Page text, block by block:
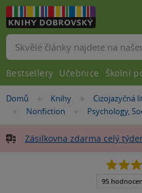
Nacházíte
Domů »Knihy »Cizojazyčná
»
Nonfiction »Psychology,
Zásilkovna zdarma celý
4.8
5
95
Vyhledávání
Bestsellery Učebnice Školní